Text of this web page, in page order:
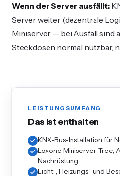
Wenn der Server ausfällt:
Server weiter (dezentrale
Miniserver — bei Ausfall sind
Steckdosen normal nutzbar,
LEISTUNGSUMFANG
Das ist enthalten
KNX-Bus-Installation für
Loxone Miniserver, Tree,
Nachrüstung
Licht-, Heizungs- und